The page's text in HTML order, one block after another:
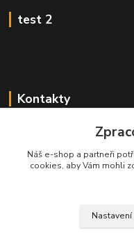
test 2
Kontakty
Zákaznická
+420 222
Náš e-shop a partneři
cookies, aby Vám mohli
Nastavení